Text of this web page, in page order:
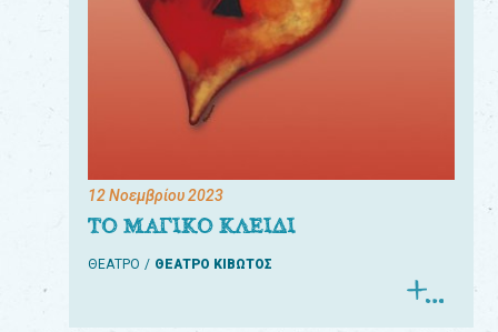
12 Νοεμβρίου 2023
ΤΟ ΜΑΓΙΚΟ ΚΛΕΙΔΙ
ΘΕΑΤΡΟ ΘΕΑΤΡΟ ΚΙΒΩΤΟΣ